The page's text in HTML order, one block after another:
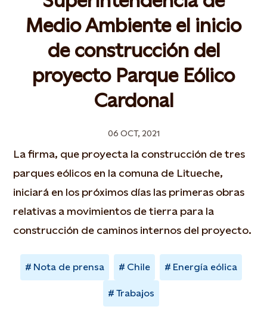
Medio Ambiente el inicio
de construcción del
proyecto Parque Eólico
Cardonal
06 OCT, 2021
La firma, que proyecta la construcción de tres
parques eólicos en la comuna de Litueche,
iniciará en los próximos días las primeras obras
relativas a movimientos de tierra para la
construcción de caminos internos del proyecto.
Nota de prensa Chile Energía eólica
Trabajos